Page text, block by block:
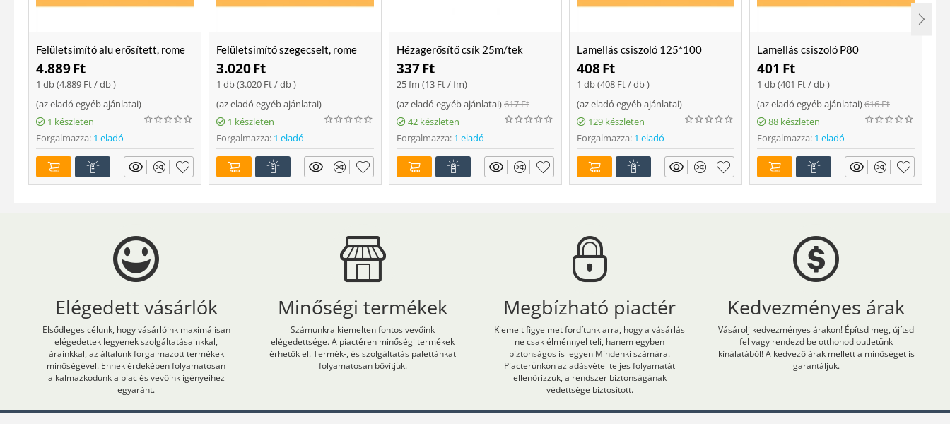
Felületsimító alu erősített, rome
400 mm Soft
4.889Ft
1 db (4.889 Ft/ db )
(az eladó egyéb ajánlatai)
1 készleten
Forgalmazza: 1 eladó
Felületsimító szegecselt, rome
400mm
3.020Ft
1 db (3.020 Ft/ db )
(az eladó egyéb ajánlatai)
1 készleten
Forgalmazza: 1 eladó
Hézagerősítő csík 25m/tek
337Ft
25 fm (13 Ft/ fm)
(az eladó egyéb ajánlatai)617Ft
42 készleten
Forgalmazza: 1 eladó
Lamellás csiszoló 125*100
408Ft
1 db (408 Ft/ db )
(az eladó egyéb ajánlatai)
129 készleten
Forgalmazza: 1 eladó
Lamellás csiszoló P80
401 Ft
1 db (401 Ft/ db )
(az eladó egyéb ajánlatai)616Ft
88 készleten
Forgalmazza: 1 eladó
Elégedett vásárlók
Elsődleges célunk, hogy vásárlóink maximálisan
elégedettek legyenek szolgáltatásainkkal,
árainkkal, az általunk forgalmazott termékek
minőségével. Ennek érdekében folyamatosan
alkalmazkodunk a piac és vevőink igényeihez
egyaránt.
Minőségi termékek
Számunkra kiemelten fontos vevőink
elégedettsége. A piactéren minőségi termékek
érhetők el. Termék-, és szolgáltatás palettánkat
folyamatosan bővítjük.
Megbízható piactér
Kiemelt figyelmet fordítunk arra, hogy a vásárlás
ne csak élménnyel teli, hanem egyben
biztonságos is legyen Mindenki számára.
Piacterünkön az adásvétel teljes folyamatát
ellenőrizzük, a rendszer biztonságának
védettsége biztosított.
Kedvezményes árak
Vásárolj kedvezményes árakon! Építsd meg, újítsd
fel vagy rendezd be otthonod outletünk
kínálatából! A kedvező árak mellett a minőséget is
garantáljuk.